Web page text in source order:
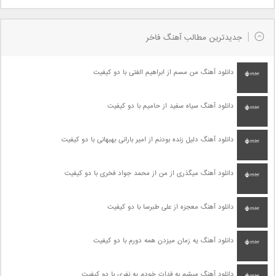
جدیدترین مطالب آهنگ فاخر
دانلود آهنگ من مسم از ابراهیم الفتی با دو کیفیت
دانلود آهنگ سیاه سفید از حامیم با دو کیفیت
دانلود آهنگ دلیل زنده بودنم از امیر بارانی بهبهانی با دو کیفیت
دانلود آهنگ میگذری از من از محمد جواد فخری با دو کیفیت
دانلود آهنگ معجزه از علی طبرسا با دو کیفیت
دانلود آهنگ یه زمان میزدن همه دورم با دو کیفیت